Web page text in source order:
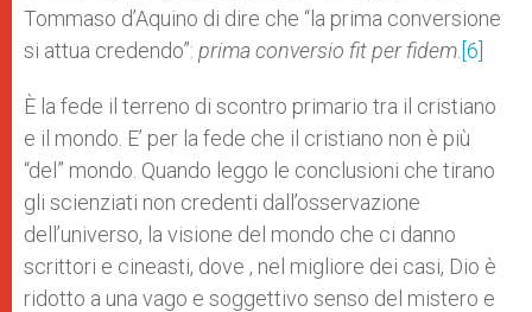
Tommaso d’Aquino di dire che “la prima conversione
si attua credendo”: prima conversio fit per fidem [6]
È la fede il terreno di scontro primario tra il cristiano
e il mondo. E’ per la fede che il cristiano non è più
“del” mondo. Quando leggo le conclusioni che tirano
gli scienziati non credenti dall’osservazione
dell’universo, la visione del mondo che ci danno
scrittori e cineasti, dove , nel migliore dei casi, Dio è
ridotto a una vago e soggettivo senso del mistero e